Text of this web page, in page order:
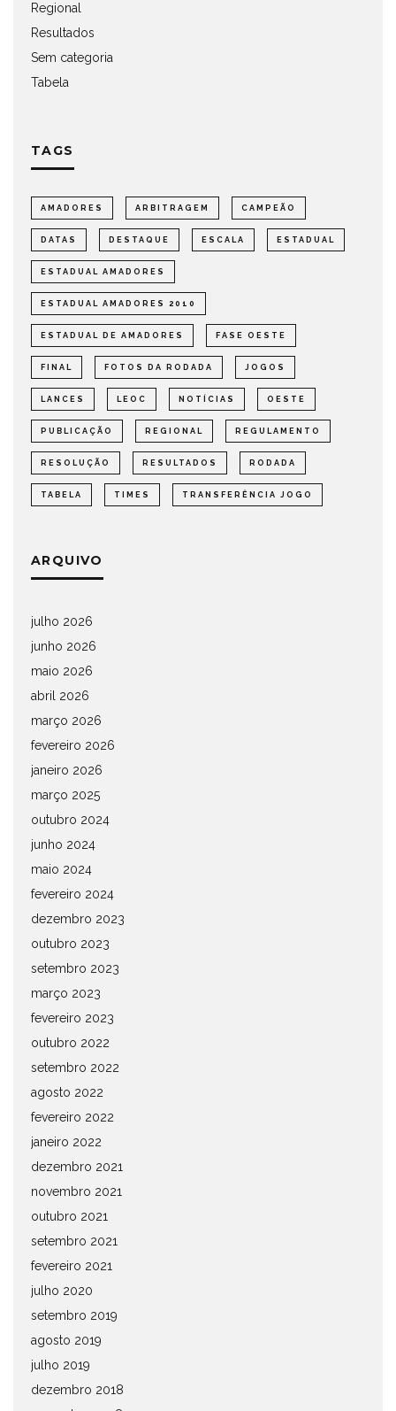
Regional
Resultados
Sem categoria
Tabela
TAGS
AMADORES ARBITRAGEM CAMPEÃO
DATAS DESTAQUE ESCALA ESTADUAL
ESTADUAL AMADORES
ESTADUAL AMADORES 2010
ESTADUAL DE AMADORES FASE OESTE
FINAL FOTOS DA RODADA JOGOS
LANCES LEOC NOTÍCIAS OESTE
PUBLICAÇÃO REGIONAL REGULAMENTO
RESOLUÇÃO RESULTADOS RODADA
TABELA TIMES TRANSFERÊNCIA JOGO
ARQUIVO
julho 2026
junho 2026
maio 2026
abril 2026
março 2026
fevereiro 2026
janeiro 2026
março 2025
outubro 2024
junho 2024
maio 2024
fevereiro 2024
dezembro 2023
outubro 2023
setembro 2023
março 2023
fevereiro 2023
outubro 2022
setembro 2022
agosto 2022
fevereiro 2022
janeiro 2022
dezembro 2021
novembro 2021
outubro 2021
setembro 2021
fevereiro 2021
julho 2020
setembro 2019
agosto 2019
julho 2019
dezembro 2018